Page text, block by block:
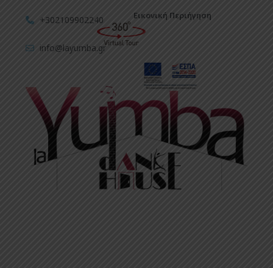
+302109902240 Εικονική Περιήγηση
info@layumba.gr